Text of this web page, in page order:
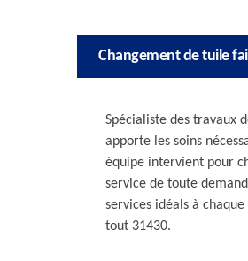
Changement de tuile
Spécialiste des travaux
apporte les soins
équipe intervient pour
service de toute
services idéals à
tout 31430.